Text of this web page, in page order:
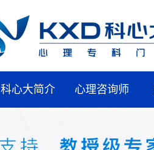
科心大简介 心理咨询师